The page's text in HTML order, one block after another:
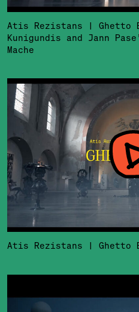
Atis Rezistans | Ghetto
Kunigundis and Jann
Mache
Atis Rezistans | Ghetto